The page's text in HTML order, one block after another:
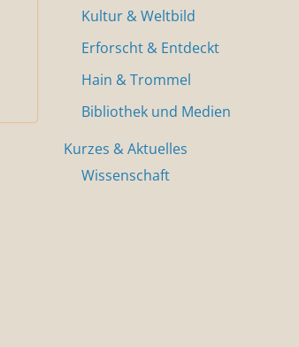
Kultur & Weltbild
Erforscht & Entdeckt
Hain & Trommel
Bibliothek und Medien
Kurzes & Aktuelles
Wissenschaft